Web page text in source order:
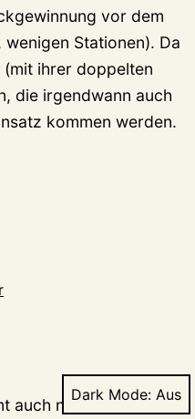
vor dem
Stationen). Da
ihrer doppelten
die irgendwann auch
kommen werden.
auch nur wenn der
Dark Mode: